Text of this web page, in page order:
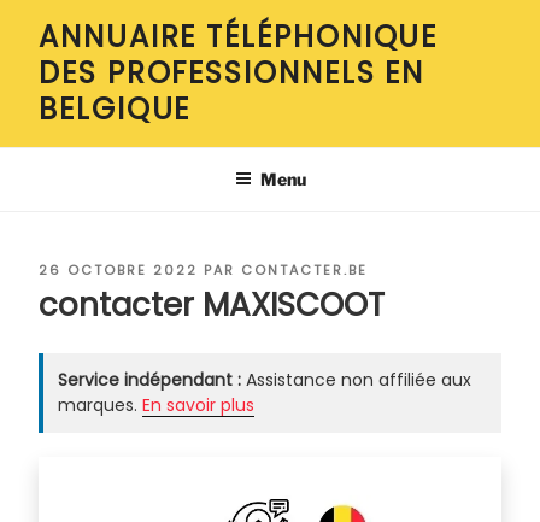
contenu
principal
ANNUAIRE TÉLÉPHONIQUE
DES PROFESSIONNELS EN
BELGIQUE
Menu
PUBLIÉ
26 OCTOBRE 2022 PAR CONTACTER.BE
contacter MAXISCOOT
Service indépendant : Assistance non affiliée aux
marques. En savoir plus